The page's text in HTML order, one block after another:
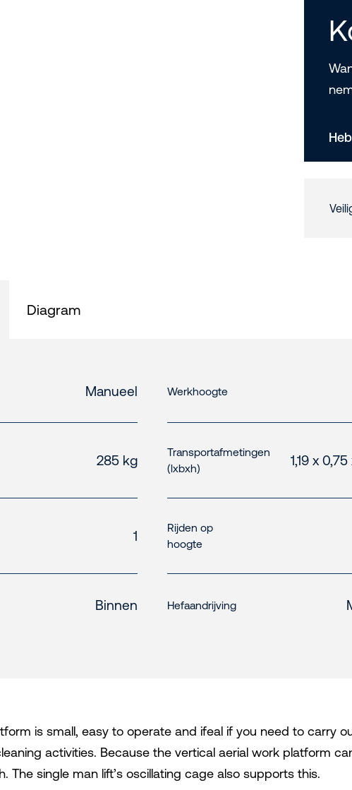
Diagram
Manueel Werkhoogte
285 kg
Transportafmetingen
(lxbxh)
1,19 x
1
Rijden op
hoogte
Binnen Hefaandrijving
is small, easy to operate and ifeal if you need to carry
activities. Because the vertical aerial work platform
The single man lift’s oscillating cage also supports this.